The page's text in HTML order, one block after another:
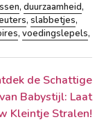
, duurzaamheid,
, slabbetjes,
, voedingslepels,
de Schattige
Babystijl: Laat
Kleintje Stralen!